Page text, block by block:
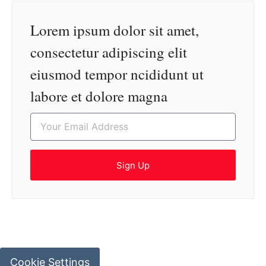
Lorem ipsum dolor sit amet,
consectetur adipiscing elit
eiusmod tempor ncididunt ut
labore et dolore magna
Sign Up
Cookie Settings